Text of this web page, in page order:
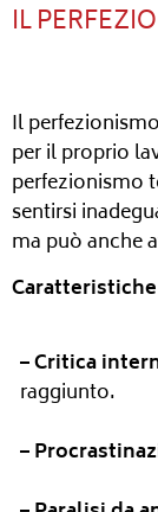
IL
Il perfezionismo
per il proprio
perfezionismo
sentirsi
ma può anche
– Critica
raggiunto.
–